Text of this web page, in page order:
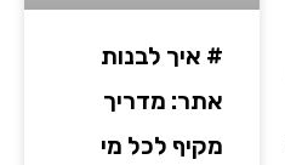
# איך לבנות
אתר: מדריך
מקיף לכל מי